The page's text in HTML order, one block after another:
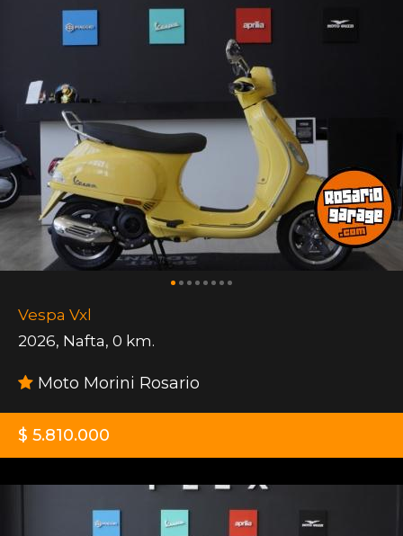
Vespa Vxl
2026, Nafta, 0 km.
Moto Morini Rosario
$ 5.810.000